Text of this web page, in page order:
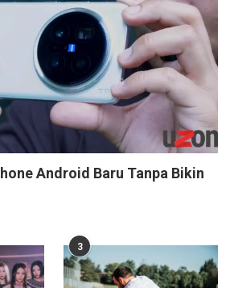
Android Baru Tanpa Bikin
3